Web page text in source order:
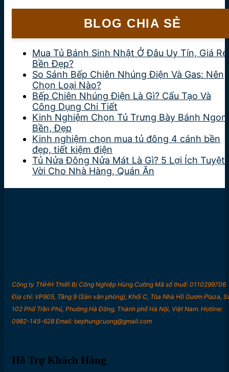
BLOG CHIA SẺ
Mua Tủ Bánh Sinh Nhật Ở Đâu Uy Tín, Giá
Bền Đẹp?
So Sánh Bếp Chiên Nhúng Điện Và Gas: Nên
Chọn Loại Nào?
Bếp Chiên Nhúng Điện Là Gì? Cấu Tạo Và
Công Dụng Chi Tiết
Kinh Nghiệm Chọn Tủ Trưng Bày Bánh Ngon,
Bền, Đẹp
Kinh nghiệm chọn mua tủ đông 4 cánh bền
đẹp, tiết kiệm điện
Tủ Nửa Đông Nửa Mát Là Gì? 5 Lợi Ích Tuyệt
Vời Cho Nhà Hàng, Quán Ăn
Công ty TNHH Thiết Bị Công Nghiệp Hùng Cường Mã số thuế: 0110299706
Địa chỉ: VP905, Tầng 9 (Sàn văn phòng), Khối C, Tòa Nhà Hồ Gươm Plaza,
102 Phố Trần Phú, Phường Hà Đông, Thành phố Hà Nội, Việt Nam. Hotline:
0982-145-628 Email: bephungcuong@gmail.com
Hỗ Trợ Khách Hàng